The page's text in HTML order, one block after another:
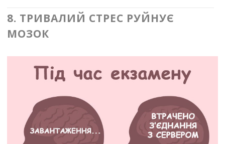
8. ТРИВАЛИЙ СТРЕС РУЙНУЄ
МОЗОК